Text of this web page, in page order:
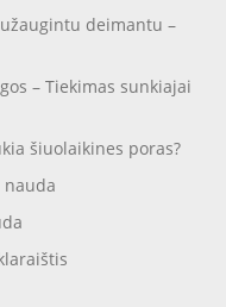
deimantu –
– Tiekimas sunkiajai
šiuolaikines poras?
nauda